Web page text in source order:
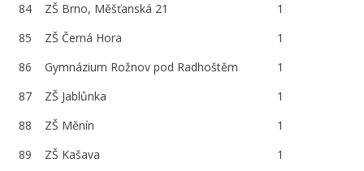
84
ZŠ Brno, Měšťanská 21
1
85
ZŠ Černá Hora
1
86
Gymnázium Rožnov pod Radhoštěm
1
87
ZŠ Jablůnka
1
88
ZŠ Měnín
1
89
ZŠ Kašava
1